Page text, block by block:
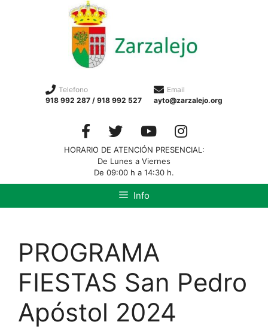
Telefono
918 992 287 / 918 992 527
Email
ayto@zarzalejo.org
HORARIO DE ATENCIÓN PRESENCIAL:
De Lunes a Viernes
De 09:00 h a 14:30 h.
Info
PROGRAMA
FIESTAS San Pedro
Apóstol 2024